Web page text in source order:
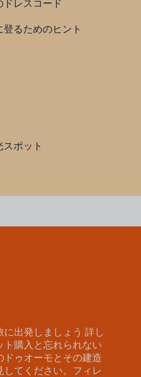
ドレスコード
るためのヒント
ポット
出発しましょう 詳し
ト購入と忘れられない
ドゥオーモとその建造
てください。フィレ